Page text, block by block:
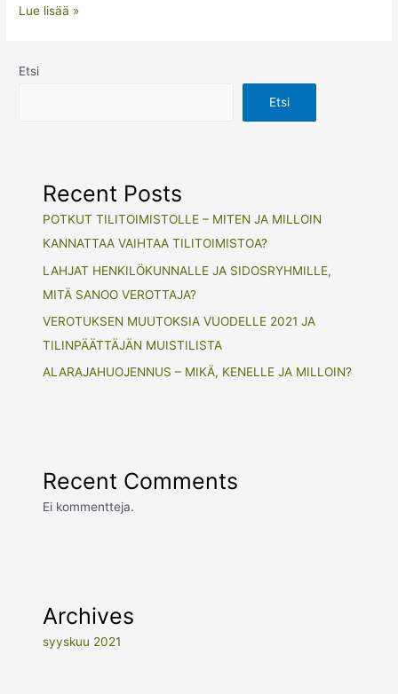
Lue lisää »
Etsi
Etsi
Recent Posts
POTKUT TILITOIMISTOLLE – MITEN JA MILLOIN
KANNATTAA VAIHTAA TILITOIMISTOA?
LAHJAT HENKILÖKUNNALLE JA SIDOSRYHMILLE,
MITÄ SANOO VEROTTAJA?
VEROTUKSEN MUUTOKSIA VUODELLE 2021 JA
TILINPÄÄTTÄJÄN MUISTILISTA
ALARAJAHUOJENNUS – MIKÄ, KENELLE JA MILLOIN?
Recent Comments
Ei kommentteja.
Archives
syyskuu 2021